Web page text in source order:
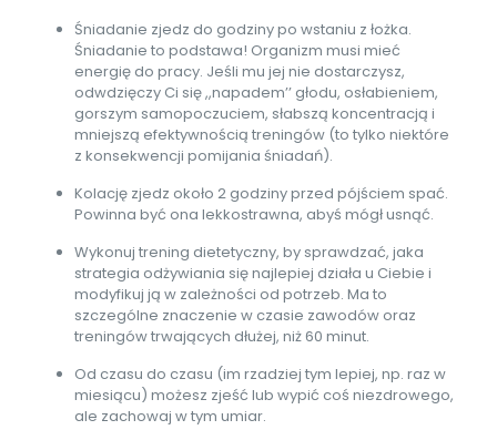
Śniadanie zjedz do godziny po wstaniu z łożka.
Śniadanie to podstawa! Organizm musi mieć
energię do pracy. Jeśli mu jej nie dostarczysz,
odwdzięczy Ci się ,,napadem’’ głodu, osłabieniem,
gorszym samopoczuciem, słabszą koncentracją i
mniejszą efektywnością treningów (to tylko niektóre
z konsekwencji pomijania śniadań).
Kolację zjedz około 2 godziny przed pójściem spać.
Powinna być ona lekkostrawna, abyś mógł usnąć.
Wykonuj trening dietetyczny, by sprawdzać, jaka
strategia odżywiania się najlepiej działa u Ciebie i
modyfikuj ją w zależności od potrzeb. Ma to
szczególne znaczenie w czasie zawodów oraz
treningów trwających dłużej, niż 60 minut.
Od czasu do czasu (im rzadziej tym lepiej, np. raz w
miesiącu) możesz zjeść lub wypić coś niezdrowego,
ale zachowaj w tym umiar.